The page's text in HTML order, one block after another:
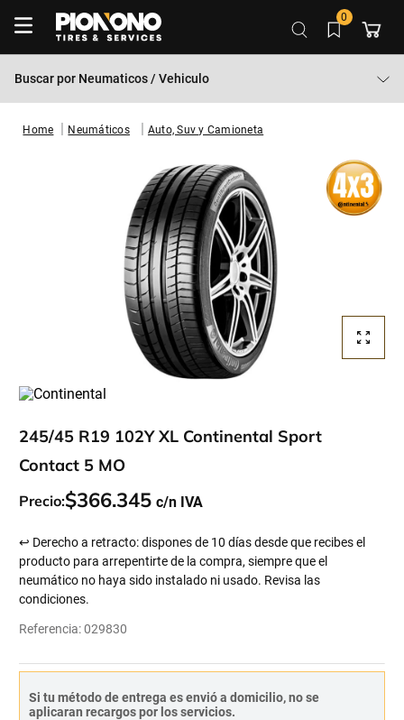
0
Buscar por Neumaticos / Vehiculo
Neumáticos Auto, Suv y Camioneta
245/45 R19 102Y XL Continental Sport
Contact 5 MO
Precio:$366.345
↩ Derecho a retracto: dispones de 10 días desde que recibes el
producto para arrepentirte de la compra, siempre que el
neumático no haya sido instalado ni usado. Revisa las
condiciones.
Referencia:029830
Si tu método de entrega es envió a domicilio, no se
aplicaran recargos por los servicios.